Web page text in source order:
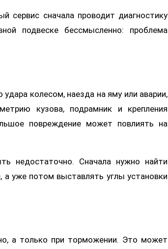
сервис сначала проводит диагностику
подвеске бессмысленно: проблема
колесом, наезда на яму или аварии,
кузова, подрамник и крепления
повреждение может повлиять на
недостаточно. Сначала нужно найти
уже потом выставлять углы установки
а только при торможении. Это может